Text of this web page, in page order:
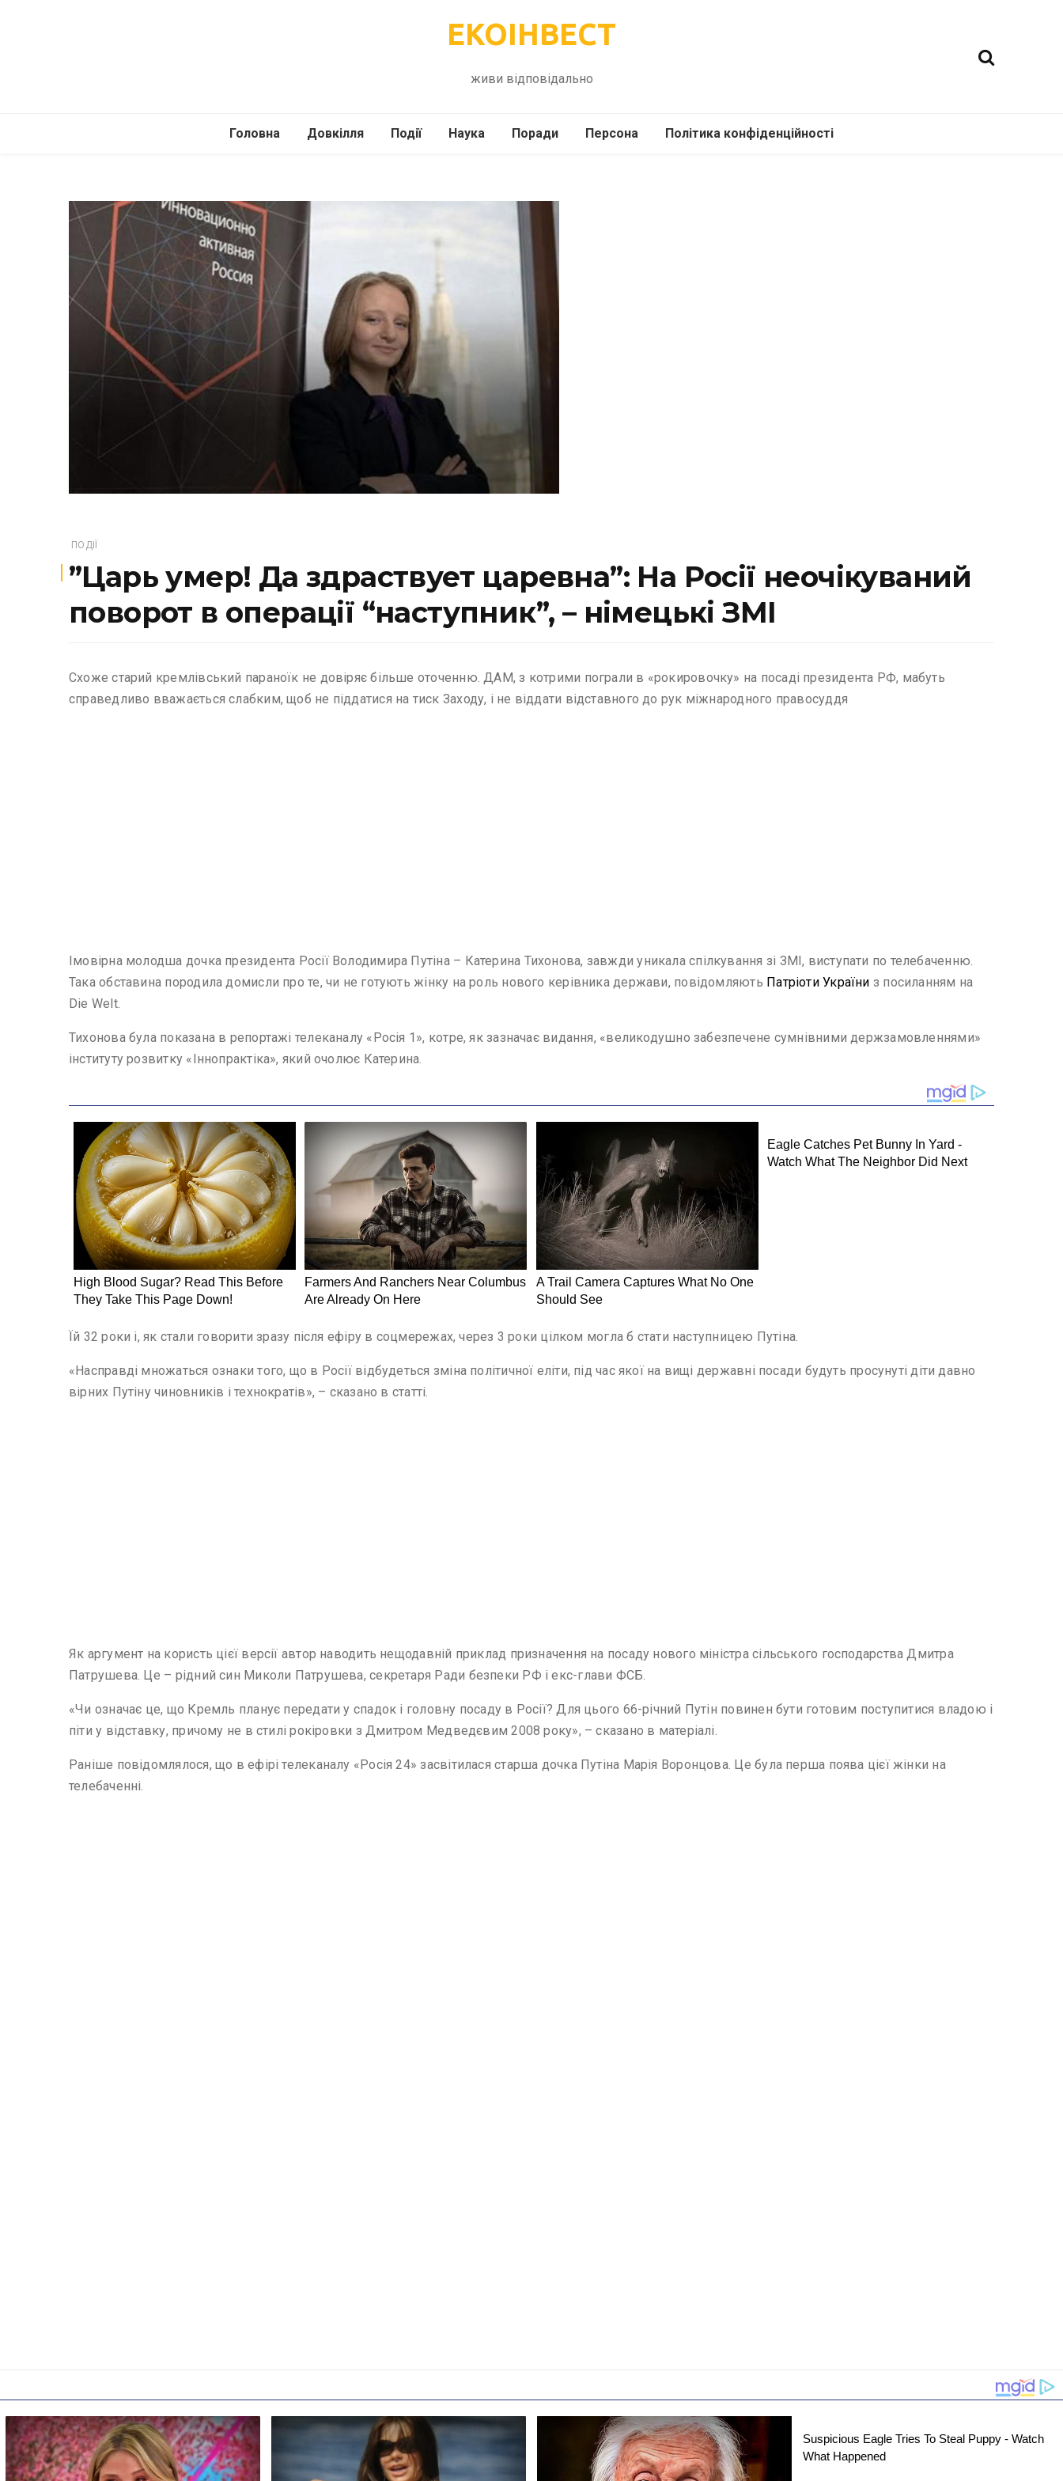
ЕКОІНВЕСТ
живи відповідально
Головна Довкілля
Подорожі
Події
Інше
Наука
Психологія
Поради
Здоров’я
Сад-Город
Персона Політика конфіденційності
ПОДІЇ
​”Царь умер! Да здраствует царевна”: На Росії неочікуваний
поворот в операції “наступник”, – німецькі ЗМІ
Схоже старий кремлівський параноїк не довіряє більше оточенню. ДАМ, з котрими пограли в «рокировочку» на посаді президента РФ, мабуть
справедливо вважається слабким, щоб не піддатися на тиск Заходу, і не віддати відставного до рук міжнародного правосуддя
Імовірна молодша дочка президента Росії Володимира Путіна – Катерина Тихонова, завжди уникала спілкування зі ЗМІ, виступати по телебаченню.
Така обставина породила домисли про те, чи не готують жінку на роль нового керівника держави, повідомляють Патріоти України з посиланням на
Die Welt.
Тихонова була показана в репортажі телеканалу «Росія 1», котре, як зазначає видання, «великодушно забезпечене сумнівними держзамовленнями»
інституту розвитку «Іннопрактіка», який очолює Катерина.
Їй 32 роки і, як стали говорити зразу після ефіру в соцмережах, через 3 роки цілком могла б стати наступницею Путіна.
«Насправді множаться ознаки того, що в Росії відбудеться зміна політичної еліти, під час якої на вищі державні посади будуть просунуті діти давно
вірних Путіну чиновників і технократів», – сказано в статті.
Як аргумент на користь цієї версії автор наводить нещодавній приклад призначення на посаду нового міністра сільського господарства Дмитра
Патрушева. Це – рідний син Миколи Патрушева, секретаря Ради безпеки РФ і екс-глави ФСБ.
«Чи означає це, що Кремль планує передати у спадок і головну посаду в Росії? Для цього 66-річний Путін повинен бути готовим поступитися владою і
піти у відставку, причому не в стилі рокіровки з Дмитром Медведєвим 2008 року», – сказано в матеріалі.
Раніше повідомлялося, що в ефірі телеканалу «Росія 24» засвітилася старша дочка Путіна Марія Воронцова. Це була перша поява цієї жінки на
телебаченні.